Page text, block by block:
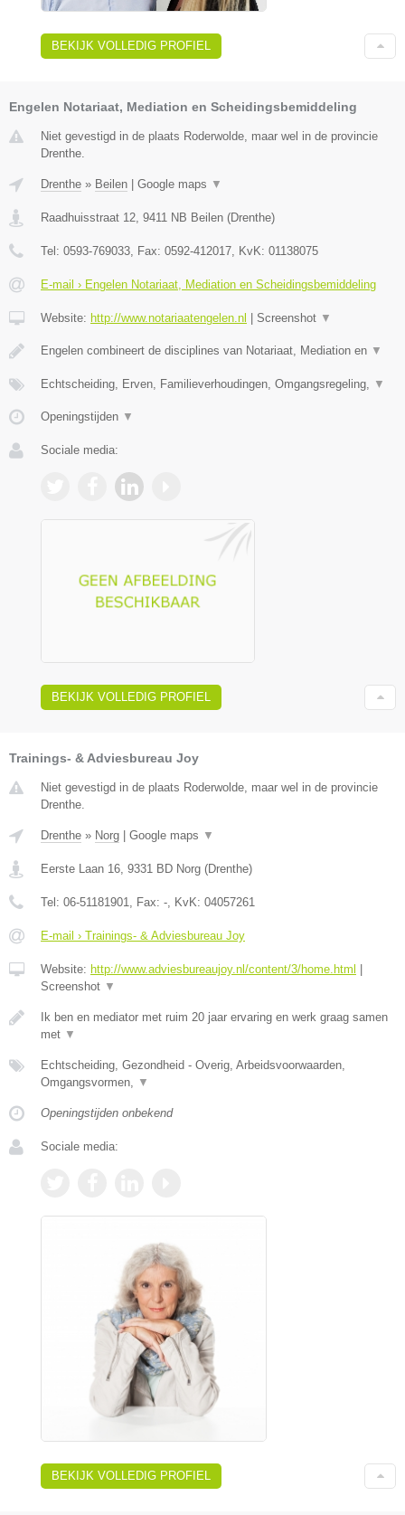
BEKIJK VOLLEDIG PROFIEL
Engelen Notariaat, Mediation en Scheidingsbemiddeling
Niet gevestigd in de plaats Roderwolde, maar wel in de provincie
Drenthe.
Drenthe » Beilen Google maps ▼
Raadhuisstraat 12, 9411 NB Beilen (Drenthe)
Tel: 0593-769033, Fax: 0592-412017, KvK: 01138075
E-mail › Engelen Notariaat, Mediation en Scheidingsbemiddeling
Website: http://www.notariaatengelen.nl Screenshot ▼
Engelen combineert de disciplines van Notariaat, Mediation en ▼
Echtscheiding, Erven, Familieverhoudingen, Omgangsregeling, ▼
Openingstijden ▼
Sociale media:
BEKIJK VOLLEDIG PROFIEL
Trainings- & Adviesbureau Joy
Niet gevestigd in de plaats Roderwolde, maar wel in de provincie
Drenthe.
Drenthe » Norg Google maps ▼
Eerste Laan 16 9331 BD Norg (Drenthe)
Tel: 06-51181901 , Fax: - , KvK: 04057261
E-mail › Trainings- & Adviesbureau Joy
Website: http://www.adviesbureaujoy.nl/content/3/home.html
Screenshot ▼
Ik ben en mediator met ruim 20 jaar ervaring en werk graag samen
met ▼
Echtscheiding, Gezondheid - Overig, Arbeidsvoorwaarden,
Omgangsvormen,
▼
Openingstijden onbekend
Sociale media:
BEKIJK VOLLEDIG PROFIEL